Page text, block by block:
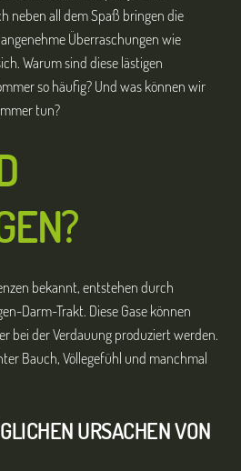
neben all dem Spaß bringen die
Überraschungen wie
Warum sind diese lästigen
so häufig? Und was können wir
tun?
bekannt, entstehen durch
Darm-Trakt. Diese Gase können
bei der Verdauung produziert werden.
Bauch, Völlegefühl und manchmal
URSACHEN VON